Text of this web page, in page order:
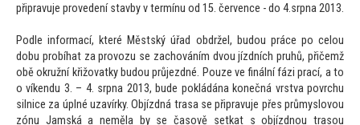
připravuje provedení stavby v termínu od 15. července - do 4.srpna 2013.
Podle informací, které Městský úřad obdržel, budou práce po celou
dobu probíhat za provozu se zachováním dvou jízdních pruhů, přičemž
obě okružní křižovatky budou průjezdné. Pouze ve finální fázi prací, ato
o víkendu 3. – 4. srpna 2013, bude pokládána konečná vrstva povrchu
silnice za úplné uzavírky. Objízdná trasa se připravuje přes průmyslovou
zónu Jamská a neměla by se časově setkat s objízdnou trasou